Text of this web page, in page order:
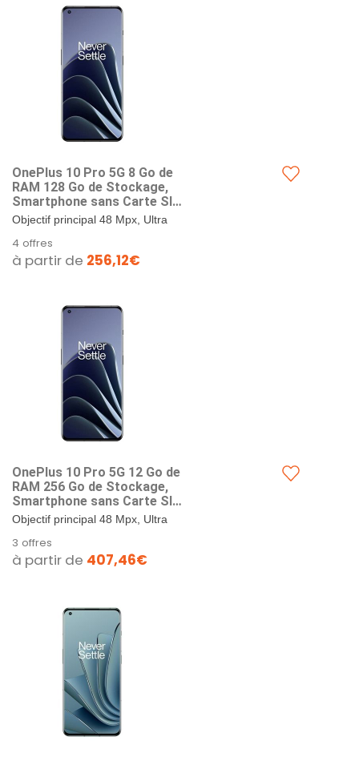
OnePlus 10 Pro 5G 8 Go de
RAM 128 Go de Stockage,
Smartphone sans Carte SIM
avec Appareil Photo
Hasselblad de 2e génération
pour Mobile - Garanti 2 Ans -
Volcanic Black
Objectif principal 48 Mpx, Ultra
8Mpx - Solution OnePlus Billion
Color développée...
4 offres
à partir de 256,12€
OnePlus 10 Pro 5G 12 Go de
RAM 256 Go de Stockage,
Smartphone sans Carte SIM
avec Appareil Photo
Hasselblad de 2e génération
pour Mobile - Garanti 2 Ans -
Volcanic Black
Objectif principal 48 Mpx, Ultra
8Mpx - Solution OnePlus Billion
Color développée...
3 offres
à partir de 407,46€